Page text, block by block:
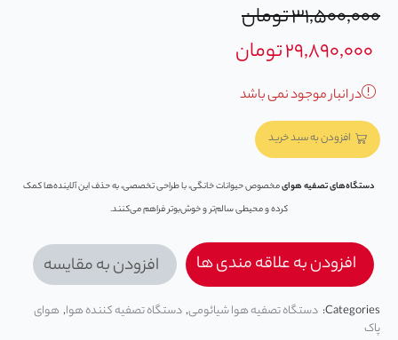
۳۱,۵۰۰,۰۰۰تومان
۲۹,۸۹۰,۰۰۰تومان
در انبار موجود نمی باشد
افزودن به سبد خرید
دستگاه‌های تصفیه هوایمخصوص حیوانات خانگی، با طراحی تخصصی، به حذف این آلاینده‌ها کمک
کرده و محیطی سالم‌تر و خوش‌بوتر فراهم می‌کنند.
افزودن به علاقه مندی ها افزودن به مقایسه
Categories: دستگاه تصفیه هوا شیائومی,دستگاه تصفیه کننده هوا,هوای
پاک